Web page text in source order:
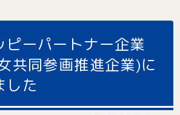
ピーパートナー企業
共同参画推進企業)に
した